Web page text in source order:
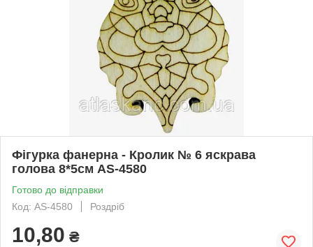
Фігурка фанерна - Кролик № 6 яскрава
голова 8*5см AS-4580
Готово до відправки
Код: AS-4580
Роздріб
10,80 ₴